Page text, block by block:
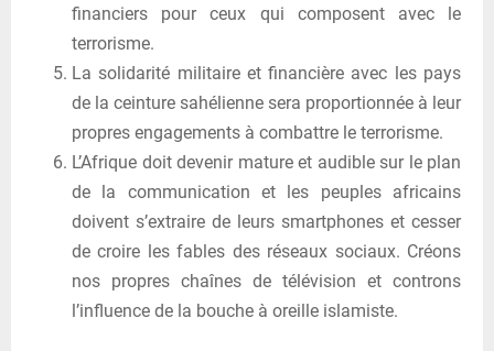
financiers pour ceux qui composent avec le
terrorisme.
La solidarité militaire et financière avec les pays
de la ceinture sahélienne sera proportionnée à leur
propres engagements à combattre le terrorisme.
L’Afrique doit devenir mature et audible sur le plan
de la communication et les peuples africains
doivent s’extraire de leurs smartphones et cesser
de croire les fables des réseaux sociaux. Créons
nos propres chaînes de télévision et controns
l’influence de la bouche à oreille islamiste.